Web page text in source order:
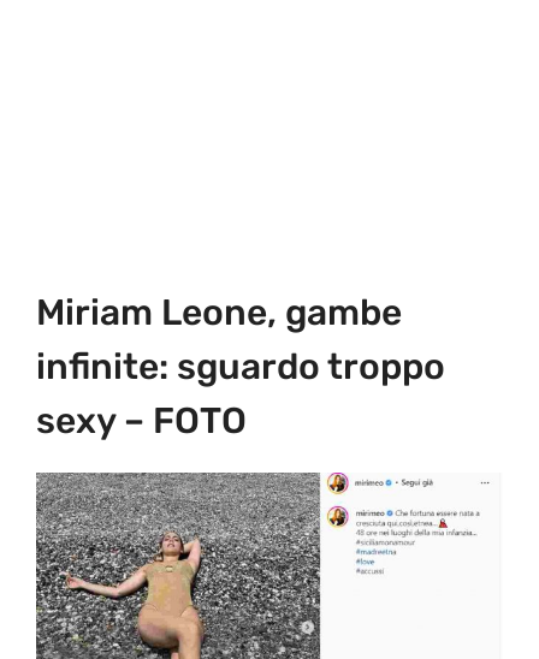
Miriam Leone, gambe
infinite: sguardo troppo
sexy – FOTO